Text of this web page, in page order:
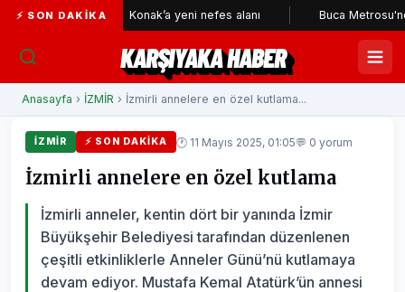
⚡ SON DAKIKAKonak’a yeni nefes alanı Buca Metrosu'nda
KARŞIYAKA HABER
Anasayfa › İZMİR › İzmirli annelere en özel kutlama...
İZMİR ⚡ SON DAKIKA 🕐 11 Mayıs 2025, 01:05💬 0 yorum
İzmirli annelere en özel kutlama
İzmirli anneler, kentin dört bir yanında İzmir
Büyükşehir Belediyesi tarafından düzenlenen
çeşitli etkinliklerle Anneler Günü’nü kutlamaya
devam ediyor. Mustafa Kemal Atatürk’ün annesi